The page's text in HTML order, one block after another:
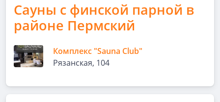
Сауны с финской парной в
районе Пермский
Комплекс "Sauna Club"
Рязанская, 104